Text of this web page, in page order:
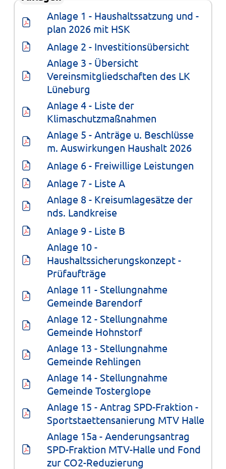
Anlage 1 - Haushaltssatzung und -
plan 2026 mit HSK
Anlage 2 - Investitionsübersicht
Anlage 3 - Übersicht
Vereinsmitgliedschaften des LK
Lüneburg
Anlage 4 - Liste der
Klimaschutzmaßnahmen
Anlage 5 - Anträge u. Beschlüsse
m. Auswirkungen Haushalt 2026
Anlage 6 - Freiwillige Leistungen
Anlage 7 - Liste A
Anlage 8 - Kreisumlagesätze der
nds. Landkreise
Anlage 9 - Liste B
Anlage 10 -
Haushaltssicherungskonzept -
Prüfaufträge
Anlage 11 - Stellungnahme
Gemeinde Barendorf
Anlage 12 - Stellungnahme
Gemeinde Hohnstorf
Anlage 13 - Stellungnahme
Gemeinde Rehlingen
Anlage 14 - Stellungnahme
Gemeinde Tosterglope
Anlage 15 - Antrag SPD-Fraktion -
Sportstaettensanierung MTV Halle
Anlage 15a - Aenderungsantrag
SPD-Fraktion MTV-Halle und Fond
zur CO2-Reduzierung